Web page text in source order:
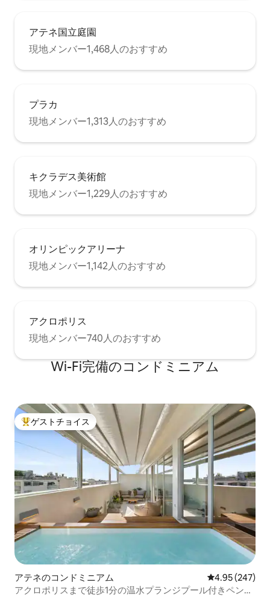
アテネ国立庭園
現地メンバー1,468人のおすすめ
プラカ
現地メンバー1,313人のおすすめ
キクラデス美術館
現地メンバー1,229人のおすすめ
オリンピックアリーナ
現地メンバー1,142人のおすすめ
アクロポリス
現地メンバー740人のおすすめ
Wi-Fi完備のコンドミニアム
大好評のゲストチョイスです。
ゲストチョイス
アテネのコンドミニアム レビュー247
4.95 (247)
アクロポリスまで徒歩1分の温水プランジプール付きペント